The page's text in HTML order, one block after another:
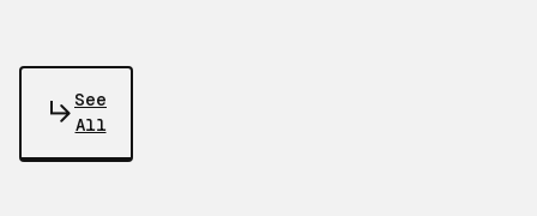
See
All